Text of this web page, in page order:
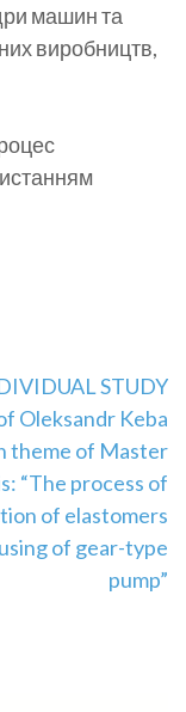
машин та
виробництв,
STUDY
Oleksandr Keba
theme of Master
“The process of
of elastomers
of gear-type
pump”